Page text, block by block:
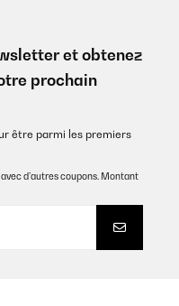
et obtenez
prochain
être parmi les premiers
d’autres coupons. Montant